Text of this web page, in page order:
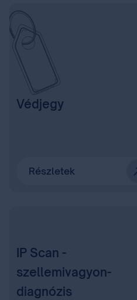
Védjegy
Részletek
IP Scan -
szellemivagyon-
diagnózis